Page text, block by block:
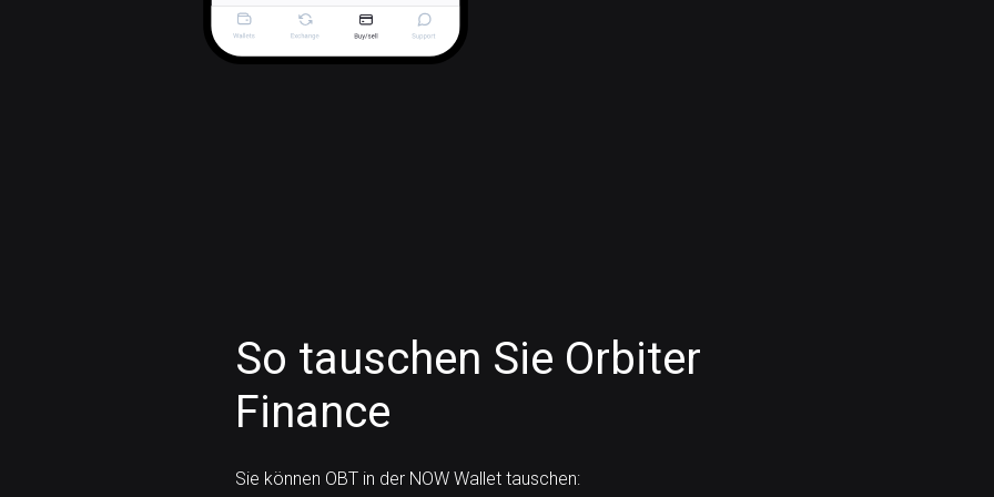
So tauschen Sie Orbiter
Finance
Sie können OBT in der NOW Wallet tauschen: